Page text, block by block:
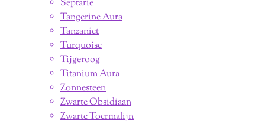
Septarie
Tangerine Aura
Tanzaniet
Turquoise
Tijgeroog
Titanium Aura
Zonnesteen
Zwarte Obsidiaan
Zwarte Toermalijn